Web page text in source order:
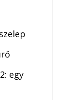
egy